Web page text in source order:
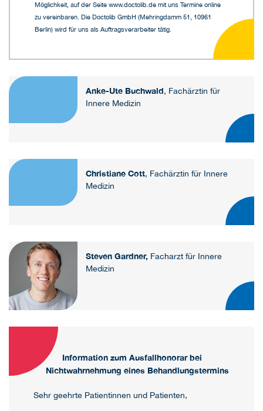
Möglichkeit, auf der Seite www.doctolib.de mit uns Termine online
zu vereinbaren. Die Doctolib GmbH (Mehringdamm 51, 10961
Berlin) wird für uns als Auftragsverarbeiter tätig.
Anke-Ute Buchwald, Fachärztin für
Innere Medizin
Christiane Cott, Fachärztin für Innere
Medizin
Steven Gardner, Facharzt für Innere
Medizin
Information zum Ausfallhonorar bei
Nichtwahrnehmung eines Behandlungstermins
Sehr geehrte Patientinnen und Patienten,